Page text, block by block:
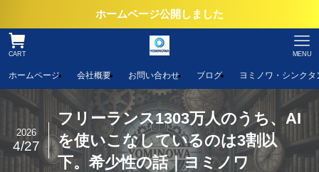
ホームページ公開しました
CART MENU
ホームページ 会社概要 お問い合わせ ブログ ヨミノワ・シンクタ
フリーランス1303万人のうち、AI
を使いこなしているのは3割以
下。希少性の話｜ヨミノワ
2026
4/27